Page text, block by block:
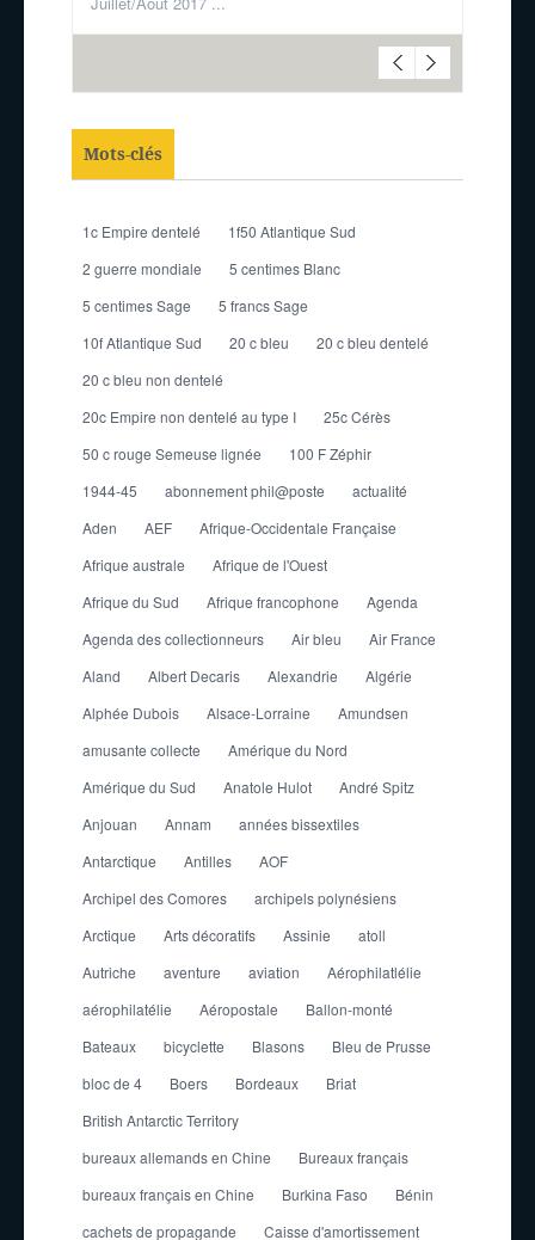
Mots-clés
1c Empire dentelé
1f50 Atlantique Sud
2 guerre mondiale
5 centimes Blanc
5 centimes Sage
5 francs Sage
10f Atlantique Sud
20 c bleu
20 c bleu dentelé
20 c bleu non dentelé
20c Empire non dentelé au type I
25c Cérès
50 c rouge Semeuse lignée
100 F Zéphir
1944-45
abonnement phil@poste
actualité
Aden
AEF
Afrique-Occidentale Française
Afrique australe
Afrique de l'Ouest
Afrique du Sud
Afrique francophone
Agenda
Agenda des collectionneurs
Air bleu
Air France
Aland
Albert Decaris Alexandrie
Algérie
Alphée Dubois
Alsace-Lorraine
Amundsen
amusante collecte
Amérique du Nord
Amérique du Sud
Anatole Hulot
André Spitz
Anjouan
Annam
années bissextiles
Antarctique
Antilles
AOF
Archipel des Comores
archipels polynésiens
Arctique
Arts décoratifs Assinie
atoll
Autriche
aventure aviation
Aérophilatlélie
aérophilatélie
Aéropostale
Ballon-monté
Bateaux
bicyclette Blasons
Bleu de Prusse
bloc de 4
Boers Bordeaux
Briat
British Antarctic Territory
bureaux allemands en Chine
Bureaux français
bureaux français en Chine
Burkina Faso
Bénin
cachets de propagande
Caisse d'amortissement